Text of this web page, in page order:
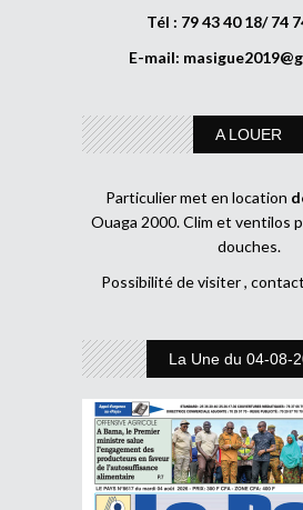
Tél : 79 43 40 18/ 74
E-mail:
A LOUER
Particulier met en location
Ouaga 2000. Clim et ventilos
douches.
Possibilité de visiter ,
La Une du 04-08-